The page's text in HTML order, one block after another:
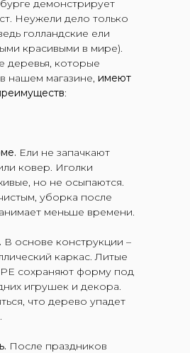
демонстрирует
Неужели дело только
голландские ели
красивыми в мире).
деревья, которые
нашем магазине, имеют
:
Ели не запачкают
ковер. Иголки
но не осыпаются.
уборка после
меньше времени.
В основе конструкции –
каркас. Литые
PE сохраняют форму под
игрушек и декора.
что дерево упадет
После праздников